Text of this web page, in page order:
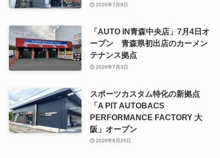
2026年7月9日
「AUTO IN青森中央店」7月4日オ
ープン 青森県初出店のカーメン
テナンス拠点
2026年7月3日
スポーツカスタム特化の新拠点
「A PIT AUTOBACS
PERFORMANCE FACTORY 大
阪」オープン
2026年6月25日